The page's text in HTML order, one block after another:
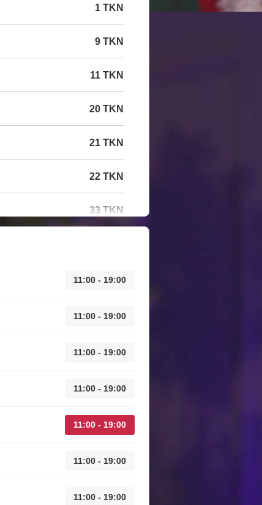
1 TKN
9 TKN
11 TKN
20 TKN
21 TKN
22 TKN
33 TKN
11:00 - 19:00
11:00 - 19:00
11:00 - 19:00
11:00 - 19:00
11:00 - 19:00
11:00 - 19:00
11:00 - 19:00